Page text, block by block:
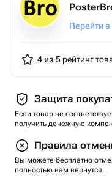
👇 Больше
Перейти
4 из 5 рейтинг
Защита
Если товар не
получить денежную
Правила
Вы можете бесплатно
полностью вам вернутся.